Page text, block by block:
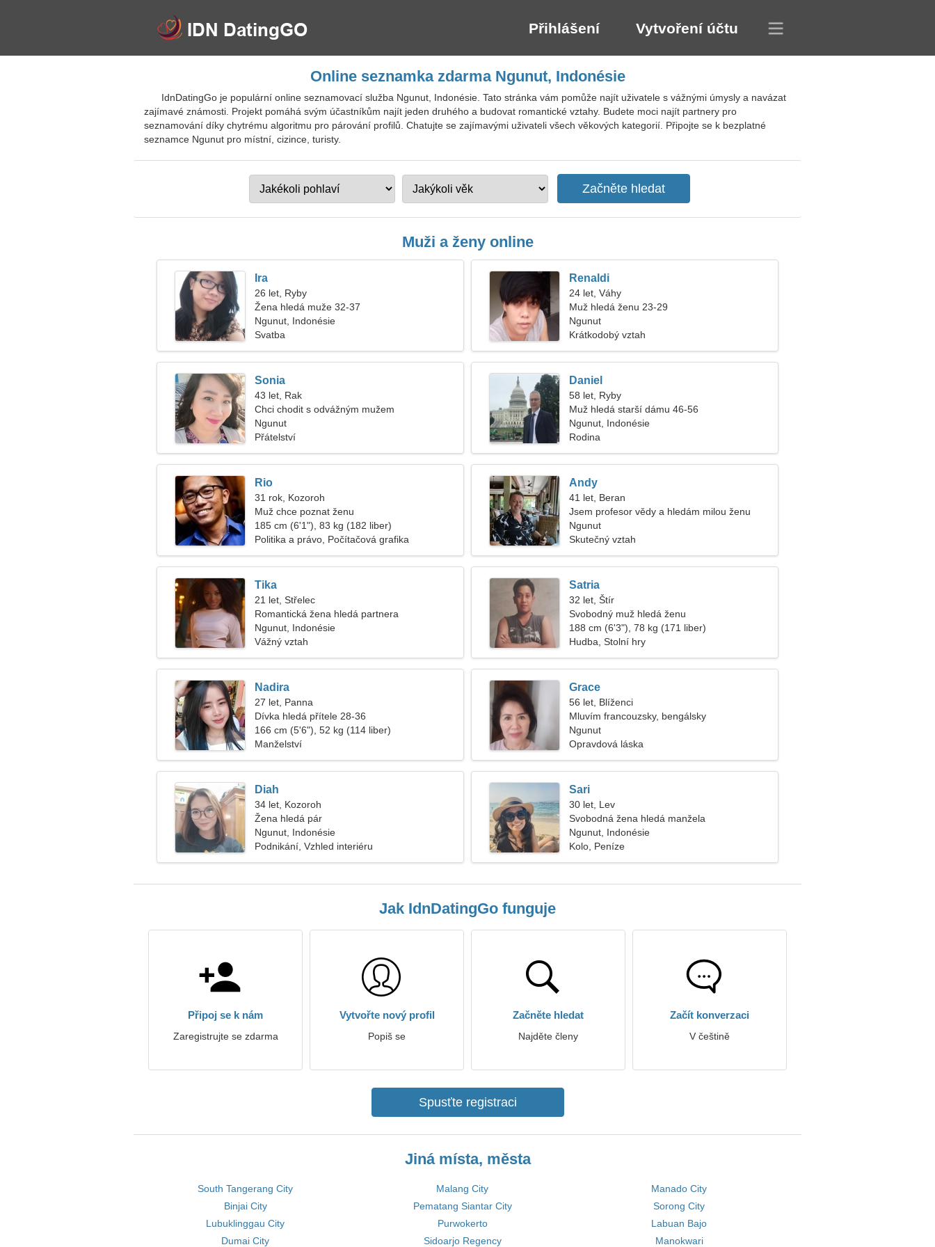
Přihlášení Vytvoření účtu
Online seznamka zdarma Ngunut, Indonésie
IdnDatingGo je populární online seznamovací služba Ngunut, Indonésie. Tato stránka vám pomůže najít uživatele s vážnými úmysly a navázat
zajímavé známosti. Projekt pomáhá svým účastníkům najít jeden druhého a budovat romantické vztahy. Budete moci najít partnery pro
seznamování díky chytrému algoritmu pro párování profilů. Chatujte se zajímavými uživateli všech věkových kategorií. Připojte se k bezplatné
seznamce Ngunut pro místní, cizince, turisty.
Muži a ženy online
Ira
26 let, Ryby
Žena hledá muže 32-37
Ngunut, Indonésie
Svatba
Renaldi
24 let, Váhy
Muž hledá ženu 23-29
Ngunut
Krátkodobý vztah
Sonia
43 let, Rak
Chci chodit s odvážným mužem
Ngunut
Přátelství
Daniel
58 let, Ryby
Muž hledá starší dámu 46-56
Ngunut, Indonésie
Rodina
Rio
31 rok, Kozoroh
Muž chce poznat ženu
185 cm (6'1"), 83 kg (182 liber)
Politika a právo, Počítačová grafika
Andy
41 let, Beran
Jsem profesor vědy a hledám milou ženu
Ngunut
Skutečný vztah
Tika
21 let, Střelec
Romantická žena hledá partnera
Ngunut, Indonésie
Vážný vztah
Satria
32 let, Štír
Svobodný muž hledá ženu
188 cm (6'3"), 78 kg (171 liber)
Hudba, Stolní hry
Nadira
27 let, Panna
Dívka hledá přítele 28-36
166 cm (5'6"), 52 kg (114 liber)
Manželství
Grace
56 let, Blíženci
Mluvím francouzsky, bengálsky
Ngunut
Opravdová láska
Diah
34 let, Kozoroh
Žena hledá pár
Ngunut, Indonésie
Podnikání, Vzhled interiéru
Sari
30 let, Lev
Svobodná žena hledá manžela
Ngunut, Indonésie
Kolo, Peníze
Jak IdnDatingGo funguje
Připoj se k nám
Zaregistrujte se zdarma
Vytvořte nový profil
Popiš se
Začněte hledat
Najděte členy
Začít konverzaci
V češtině
Spusťte registraci
Jiná místa, města
South Tangerang City Malang City
Manado City
Binjai City
Pematang Siantar City
Sorong City
Lubuklinggau City
Purwokerto
Labuan Bajo
Dumai City
Sidoarjo Regency Manokwari